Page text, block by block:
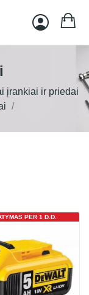
įrankiai ir priedai
PER 1 D.D.